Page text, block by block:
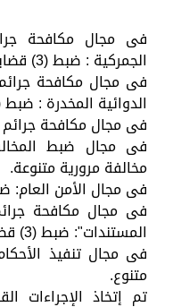
فى مجال مكافحة
الجمركية : ضبط (3) قضايا.
فى مجال مكافحة
الدوائية المخدرة : ضبط (2)
فى مجال مكافحة
مخالفة مرورية متنوعة.
فى مجال الأمن العام: ضبط
فى مجال مكافحة
المستندات": ضبط (3) قضايا.
متنوع.
تم إتخاذ الإجراءات